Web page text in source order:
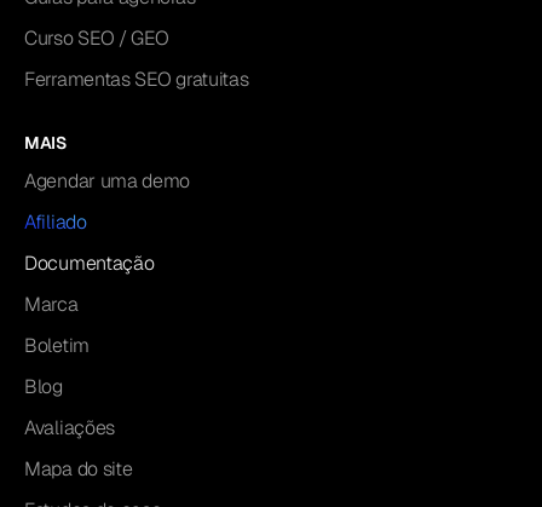
Curso SEO / GEO
Ferramentas SEO gratuitas
MAIS
Agendar uma demo
Afiliado
Documentação
Marca
Boletim
Blog
Avaliações
Mapa do site